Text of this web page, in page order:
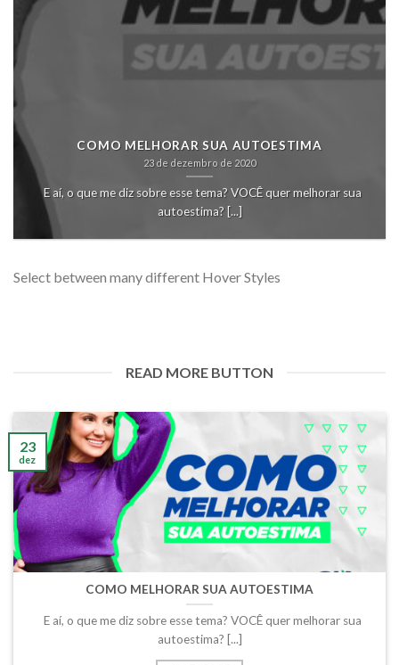
COMO MELHORAR SUA AUTOESTIMA
23 de dezembro de 2020
E aí, o que me diz sobre esse tema? VOCÊ quer melhorar sua
autoestima? [...]
Select between many different Hover Styles
READ MORE BUTTON
COMO MELHORAR SUA AUTOESTIMA
E aí, o que me diz sobre esse tema? VOCÊ quer melhorar sua
autoestima? [...]
23
dez